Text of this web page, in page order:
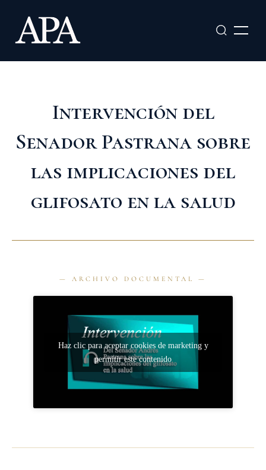
contenido
Intervención del
Senador Pastrana sobre
las implicaciones del
glifosato en la salud
Haz clic para aceptar cookies de marketing y
permitir este contenido